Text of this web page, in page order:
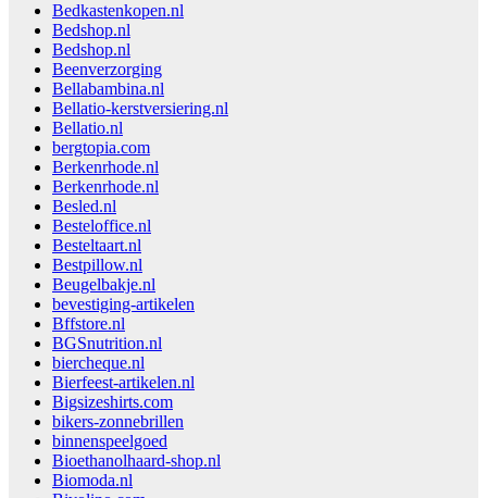
Bedkastenkopen.nl
Bedshop.nl
Bedshop.nl
Beenverzorging
Bellabambina.nl
Bellatio-kerstversiering.nl
Bellatio.nl
bergtopia.com
Berkenrhode.nl
Berkenrhode.nl
Besled.nl
Besteloffice.nl
Besteltaart.nl
Bestpillow.nl
Beugelbakje.nl
bevestiging-artikelen
Bffstore.nl
BGSnutrition.nl
biercheque.nl
Bierfeest-artikelen.nl
Bigsizeshirts.com
bikers-zonnebrillen
binnenspeelgoed
Bioethanolhaard-shop.nl
Biomoda.nl